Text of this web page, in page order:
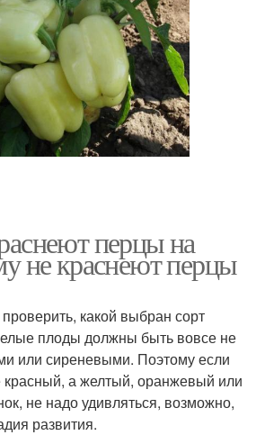
перцы на
не краснеют перцы
какой выбран сорт
плоды должны быть вовсе не
или сиреневыми. Поэтому если
а желтый, оранжевый или
не надо удивляться, возможно,
развития.